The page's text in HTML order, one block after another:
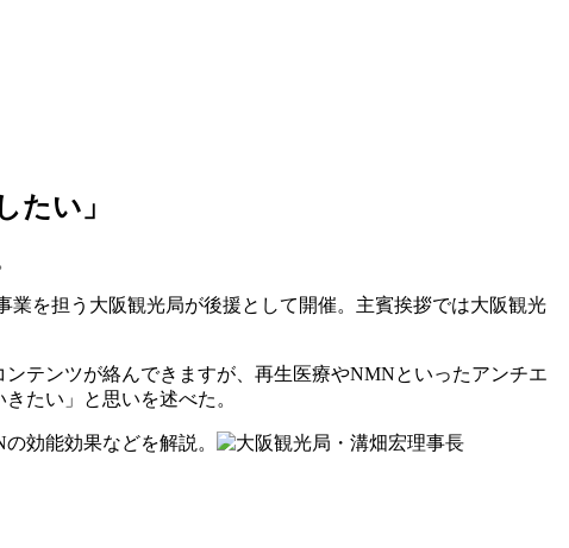
たい」
を担う大阪観光局が後援として開催。主賓挨拶では大阪観光
テンツが絡んできますが、再生医療やNMNといったアンチエ
たい」と思いを述べた。
効能効果などを解説。